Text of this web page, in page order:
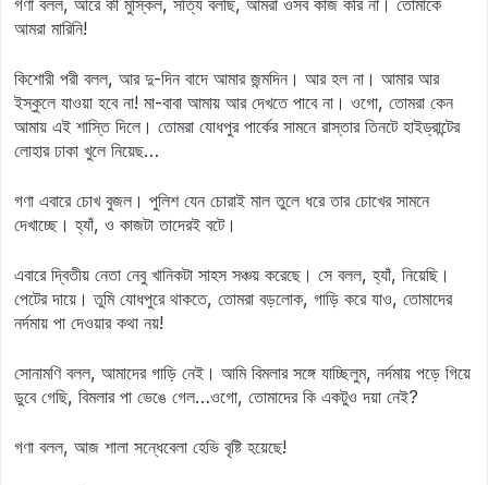
গণা বলল, আরে কী মুস্কিল, সত্যি বলছি, আমরা ওসব কাজ করি না। তোমাকে
আমরা মারিনি!
কিশোরী পরী বলল, আর দু-দিন বাদে আমার জন্মদিন। আর হল না। আমার আর
ইস্কুলে যাওয়া হবে না! মা-বাবা আমায় আর দেখতে পাবে না। ওগো, তোমরা কেন
আমায় এই শাস্তি দিলে। তোমরা যোধপুর পার্কের সামনে রাস্তার তিনটে হাইড্রান্টের
লোহার ঢাকা খুলে নিয়েছ…
গণা এবারে চোখ বুজল। পুলিশ যেন চোরাই মাল তুলে ধরে তার চোখের সামনে
দেখাচ্ছে। হ্যাঁ, ও কাজটা তাদেরই বটে।
এবারে দ্বিতীয় নেতা নেবু খানিকটা সাহস সঞ্চয় করেছে। সে বলল, হ্যাঁ, নিয়েছি।
পেটের দায়ে। তুমি যোধপুরে থাকতে, তোমরা বড়লোক, গাড়ি করে যাও, তোমাদের
নর্দমায় পা দেওয়ার কথা নয়!
সোনামণি বলল, আমাদের গাড়ি নেই। আমি বিমলার সঙ্গে যাচ্ছিলুম, নর্দমায় পড়ে গিয়ে
ডুবে গেছি, বিমলার পা ভেঙে গেল…ওগো, তোমাদের কি একটুও দয়া নেই?
গণা বলল, আজ শালা সন্ধেবেলা হেভি বৃষ্টি হয়েছে!